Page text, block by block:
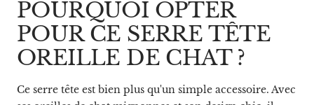
POURQUOI OPTER
POUR CE SERRE TÊTE
OREILLE DE CHAT ?
Ce serre tête est bien plus qu'un simple accessoire. Avec